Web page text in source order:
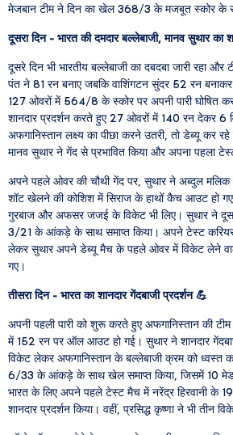
मेजबान टीम ने दिन का खेल 368/3 के मजबूत स्कोर के
दूसरा दिन - भारत की दमदार बल्लेबाजी, मानव सुथार का
दूसरे दिन भी भारतीय बल्लेबाजी का दबदबा जारी रहा और
पंत ने 81 रन बनाए जबकि वाशिंगटन सुंदर 52 रन बनाकर
127 ओवरों में 564/8 के स्कोर पर अपनी पारी घोषित कर
शानदार प्रदर्शन करते हुए 27 ओवरों में 140 रन देकर
अफगानिस्तान लक्ष्य का पीछा करने उतरी, तो डेब्यू कर
मानव सुथार ने गेंद से प्रभावित किया और अपना पहला
अपने पहले ओवर की चौथी गेंद पर, सुथार ने अब्दुल मलिक
शॉट खेलने की कोशिश में सिराज के हाथों कैच आउट हो
गुरबाज और अफसर जजई के विकेट भी लिए। सुथार ने
3/21 के आंकड़े के साथ समाप्त किया। अपने टेस्ट
लेकर सुथार अपने डेब्यू मैच के पहले ओवर में विकेट लेने
गए।
तीसरा दिन - भारत का शानदार गेंदबाजी प्रदर्शन💪
अपनी पहली पारी को शुरू करते हुए अफगानिस्तान की
में 152 रन पर ऑल आउट हो गई। सुथार ने शानदार
विकेट लेकर अफगानिस्तान के बल्लेबाजी क्रम को ध्वस्त
6/33 के आंकड़े के साथ खेल समाप्त किया, जिसमें 10
भारत के लिए अपने पहले टेस्ट मैच में नरेंद्र हिरवानी के
शानदार प्रदर्शन किया। वहीं, प्रसिद्ध कृष्णा ने भी तीन